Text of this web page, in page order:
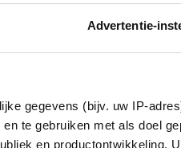
Advertentie-
gegevens (bijv. uw IP-
te gebruiken met als doel
en productontwikkeling.
MEGHAN